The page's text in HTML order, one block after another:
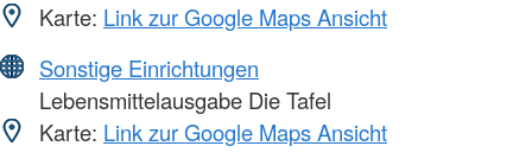
Karte: Link zur Google Maps Ansicht
Sonstige Einrichtungen
Lebensmittelausgabe Die Tafel
Karte: Link zur Google Maps Ansicht